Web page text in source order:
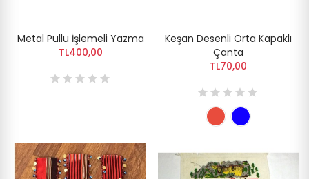
Metal Pullu İşlemeli Yazma
TL400,00
Keşan Desenli Orta Kapaklı
Çanta
TL70,00